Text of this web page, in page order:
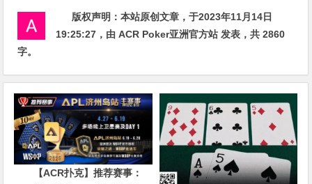
版权声明：本站原创文章，于2023年11月14日
19:25:27 ，由ACR Poker亚洲官方站 发表，共 2860
字。
【ACR扑克】推荐赛事：